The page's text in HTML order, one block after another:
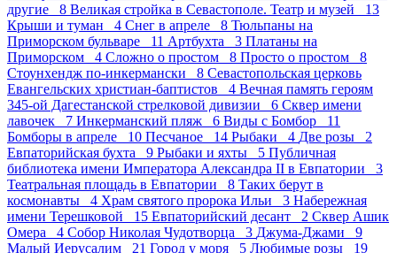
другие 8 Великая стройка в Севастополе. Театр и музей 13
Крыши и туман 4 Снег в апреле 8 Тюльпаны на
Приморском бульваре 11 Артбухта 3 Платаны на
Приморском 4 Сложно о простом 8 Просто о простом 8
Стоунхендж по-инкермански 8 Севастопольская церковь
Евангельских христиан-баптистов 4 Вечная память героям
345-ой Дагестанской стрелковой дивизии 6 Сквер имени
лавочек 7 Инкерманский пляж 6 Виды с Бомбор 11
Бомборы в апреле 10 Песчаное 14 Рыбаки 4 Две розы 2
Евпаторийская бухта 9 Рыбаки и яхты 5 Публичная
библиотека имени Императора Александра II в Евпатории 3
Театральная площадь в Евпатории 8 Таких берут в
космонавты 4 Храм святого пророка Ильи 3 Набережная
имени Терешковой 15 Евпаторийский десант 2 Сквер Ашик
Омера 4 Собор Николая Чудотворца 3 Джума-Джами 9
Малый Иерусалим 21 Город у моря 5 Любимые розы 19